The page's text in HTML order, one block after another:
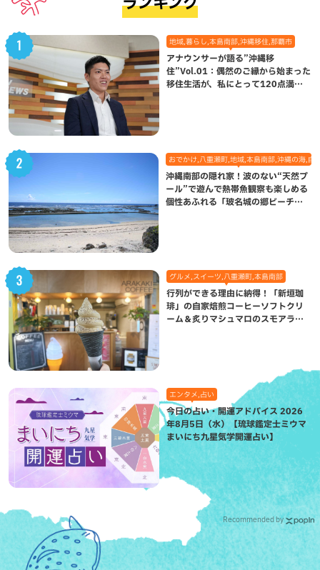
地域,暮らし,本島南部,沖縄移住,那覇市
アナウンサーが語る”沖縄移
住”Vol.01：偶然のご縁から始まった
移住生活が、私にとって120点満点
おでかけ,八重瀬町,地域,本島南部,沖縄の海,自
沖縄南部の隠れ家！波のない“天然プ
ール”で遊んで熱帯魚観察も楽しめる
個性あふれる「玻名城の郷ビーチ」
グルメ,スイーツ,八重瀬町,本島南部
行列ができる理由に納得！「新垣珈
琲」の自家焙煎コーヒーソフトクリ
ーム＆炙りマシュマロのスモアラテ
エンタメ,占い
今日の占い・開運アドバイス 2026
年8月5日（水）【琉球鑑定士ミウマ
まいにち九星気学開運占い】
Recommended by